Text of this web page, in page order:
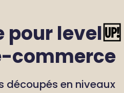
pour level🆙
commerce
découpés en niveaux